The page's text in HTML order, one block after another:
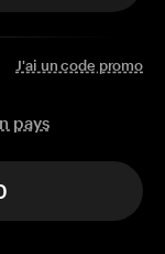
J'ai un code promo
pays